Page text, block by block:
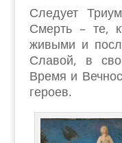
Следует
Смерть – те,
живыми и
Славой, в
Время и
героев.